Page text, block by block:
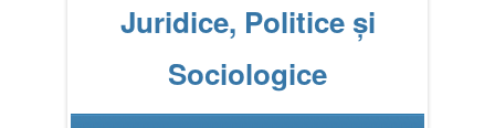
Juridice, Politice și
Sociologice